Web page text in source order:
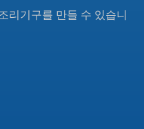
리기구를 만들 수 있습니